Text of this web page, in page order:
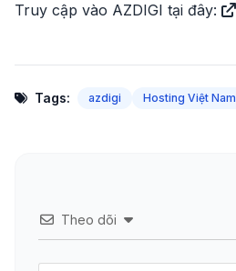
Truy cập vào AZDIGI tại đây:
Tags: azdigi Hosting Việt Nam
Theo dõi